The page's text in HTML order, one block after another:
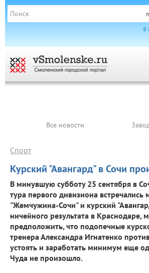
8
Все новости
Курский "Авангард" в Сочи
Спорт
В минувшую субботу 25 сентября в
тура первого дивизиона встречались
"Жемчужина-Сочи" и курский
ничейного результата в Краснодаре,
предположить, что подопечные
тренера Александра Игнатенко
устоять и заработать минимум еще
Чуда не произошло.